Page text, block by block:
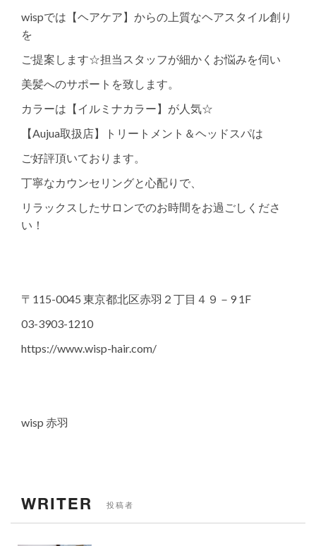
wispでは【ヘアケア】からの上質なヘアスタイル創り
を
ご提案します☆担当スタッフが細かくお悩みを伺い
美髪へのサポートを致します。
カラーは【イルミナカラー】が人気☆
【Aujua取扱店】トリートメント＆ヘッドスパは
ご好評頂いております。
丁寧なカウンセリングと心配りで、
リラックスしたサロンでのお時間をお過ごしくださ
い！
〒115-0045 東京都北区赤羽２丁目４９－9 1F
03-3903-1210
https://www.wisp-hair.com/
wisp 赤羽
WRITER 投稿者